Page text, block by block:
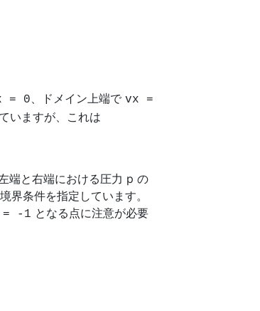
= 0 、ドメイン上端で vx =
いますが、これは
端と右端における圧力 p の
界条件を指定しています。
= -1 となる点に注意が必要